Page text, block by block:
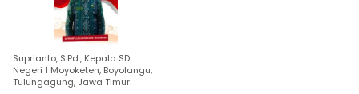
Suprianto, S.Pd., Kepala SD
Negeri 1 Moyoketen, Boyolangu,
Tulungagung, Jawa Timur